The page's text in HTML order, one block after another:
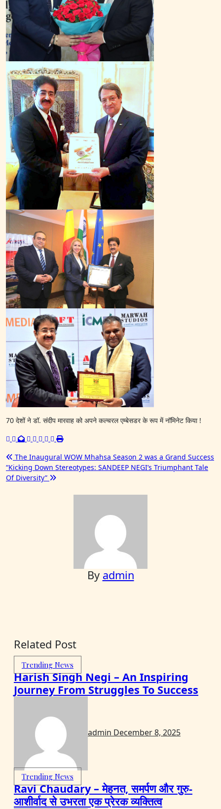
70 देशों ने डॉ. संदीप मारवाह को अपने कल्चरल एम्बेसडर के रूप में नॉमिनेट किया !
Post
navigation
The Inaugural WOW Mhahsa Season 2 was a Grand Success
“Kicking Down Stereotypes: SANDEEP NEGI’s Triumphant Tale
Of Diversity”
By admin
Related Post
Trending News
Harish Singh Negi – An Inspiring
Journey From Struggles To Success
admin December 8, 2025
Trending News
Ravi Chaudary – मेहनत, समर्पण और गुरु-
आशीर्वाद से उभरता एक प्रेरक व्यक्तित्व